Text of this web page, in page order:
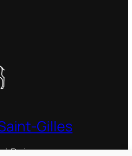
Gilles
Paris